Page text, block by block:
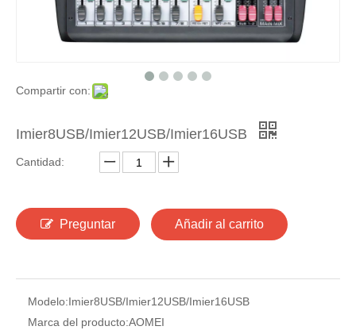
Compartir con:
Imier8USB/Imier12USB/Imier16USB
Cantidad:
Preguntar Añadir al carrito
Modelo:Imier8USB/Imier12USB/Imier16USB
Marca del producto:AOMEI